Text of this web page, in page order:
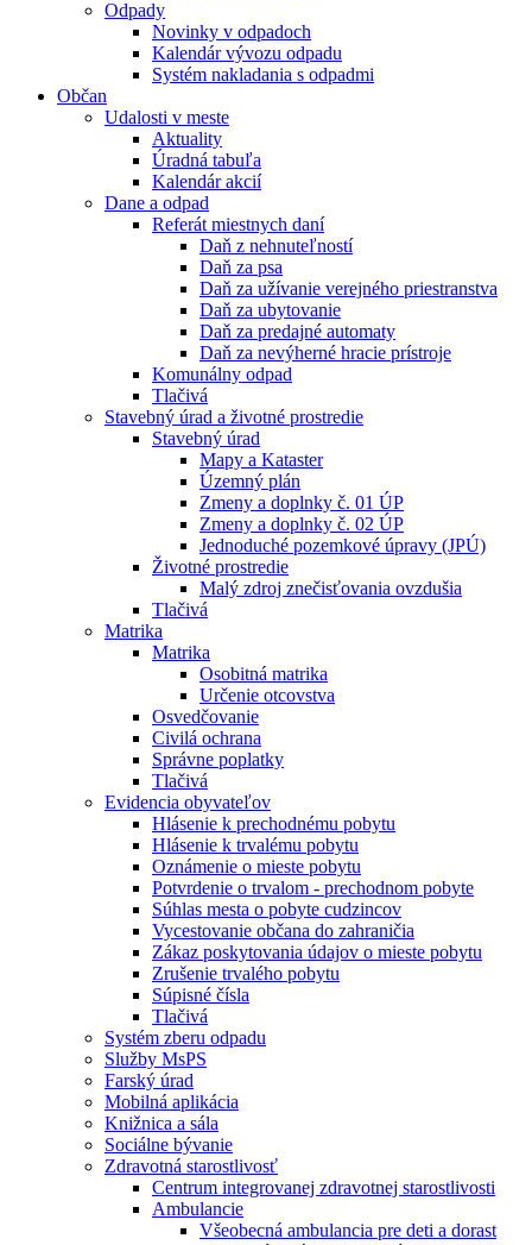
Odpady
Novinky v odpadoch
Kalendár vývozu odpadu
Systém nakladania s odpadmi
Občan
Udalosti v meste
Aktuality
Úradná tabuľa
Kalendár akcií
Dane a odpad
Referát miestnych daní
Daň z nehnuteľností
Daň za psa
Daň za užívanie verejného priestranstva
Daň za ubytovanie
Daň za predajné automaty
Daň za nevýherné hracie prístroje
Komunálny odpad
Tlačivá
Stavebný úrad a životné prostredie
Stavebný úrad
Mapy a Kataster
Územný plán
Zmeny a doplnky č. 01 ÚP
Zmeny a doplnky č. 02 ÚP
Jednoduché pozemkové úpravy (JPÚ)
Životné prostredie
Malý zdroj znečisťovania ovzdušia
Tlačivá
Matrika
Matrika
Osobitná matrika
Určenie otcovstva
Osvedčovanie
Civilá ochrana
Správne poplatky
Tlačivá
Evidencia obyvateľov
Hlásenie k prechodnému pobytu
Hlásenie k trvalému pobytu
Oznámenie o mieste pobytu
Potvrdenie o trvalom - prechodnom pobyte
Súhlas mesta o pobyte cudzincov
Vycestovanie občana do zahraničia
Zákaz poskytovania údajov o mieste pobytu
Zrušenie trvalého pobytu
Súpisné čísla
Tlačivá
Systém zberu odpadu
Služby MsPS
Farský úrad
Mobilná aplikácia
Knižnica a sála
Sociálne bývanie
Zdravotná starostlivosť
Centrum integrovanej zdravotnej starostlivosti
Ambulancie
Všeobecná ambulancia pre deti a dorast